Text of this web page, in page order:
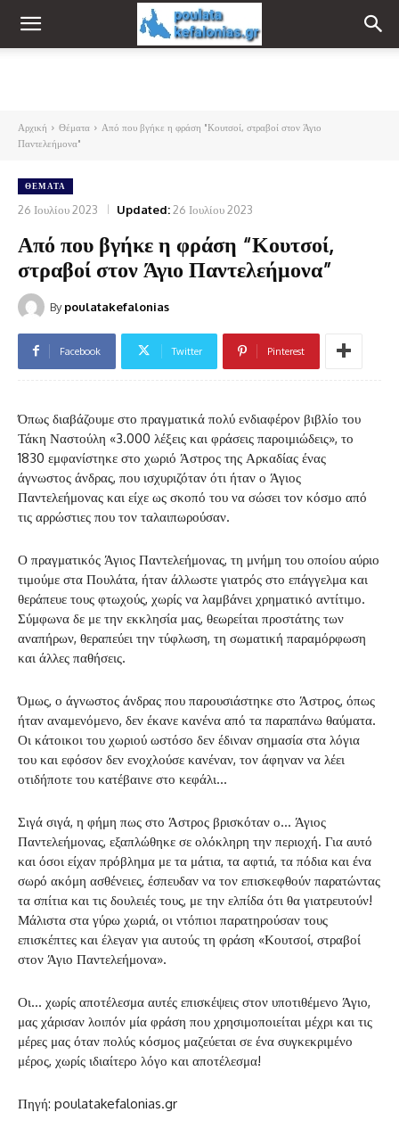
Αρχική Θέματα
Από που βγήκε η φράση "Κουτσοί, στραβοί στον Άγιο
Παντελεήμονα"
ΘΈΜΑΤΑ
26 Ιουλίου 2023 Updated:26 Ιουλίου 2023
Από που βγήκε η φράση “Κουτσοί,
στραβοί στον Άγιο Παντελεήμονα”
By poulatakefalonias
Facebook Twitter Pinterest
Όπως διαβάζουμε στο πραγματικά πολύ ενδιαφέρον βιβλίο του
Τάκη Ναστούλη «3.000 λέξεις και φράσεις παροιμιώδεις», το
1830 εμφανίστηκε στο χωριό Άστρος της Αρκαδίας ένας
άγνωστος άνδρας, που ισχυριζόταν ότι ήταν ο Άγιος
Παντελεήμονας και είχε ως σκοπό του να σώσει τον κόσμο από
τις αρρώστιες που τον ταλαιπωρούσαν.
Ο πραγματικός Άγιος Παντελεήμονας, τη μνήμη του οποίου αύριο
τιμούμε στα Πουλάτα, ήταν άλλωστε γιατρός στο επάγγελμα και
θεράπευε τους φτωχούς, χωρίς να λαμβάνει χρηματικό αντίτιμο.
Σύμφωνα δε με την εκκλησία μας, θεωρείται προστάτης των
αναπήρων, θεραπεύει την τύφλωση, τη σωματική παραμόρφωση
και άλλες παθήσεις.
Όμως, ο άγνωστος άνδρας που παρουσιάστηκε στο Άστρος, όπως
ήταν αναμενόμενο, δεν έκανε κανένα από τα παραπάνω θαύματα.
Οι κάτοικοι του χωριού ωστόσο δεν έδιναν σημασία στα λόγια
του και εφόσον δεν ενοχλούσε κανέναν, τον άφηναν να λέει
οτιδήποτε του κατέβαινε στο κεφάλι…
Σιγά σιγά, η φήμη πως στο Άστρος βρισκόταν ο… Άγιος
Παντελεήμονας, εξαπλώθηκε σε ολόκληρη την περιοχή. Για αυτό
και όσοι είχαν πρόβλημα με τα μάτια, τα αφτιά, τα πόδια και ένα
σωρό ακόμη ασθένειες, έσπευδαν να τον επισκεφθούν παρατώντας
τα σπίτια και τις δουλειές τους, με την ελπίδα ότι θα γιατρευτούν!
Μάλιστα στα γύρω χωριά, οι ντόπιοι παρατηρούσαν τους
επισκέπτες και έλεγαν για αυτούς τη φράση «Κουτσοί, στραβοί
στον Άγιο Παντελεήμονα».
Οι… χωρίς αποτέλεσμα αυτές επισκέψεις στον υποτιθέμενο Άγιο,
μας χάρισαν λοιπόν μία φράση που χρησιμοποιείται μέχρι και τις
μέρες μας όταν πολύς κόσμος μαζεύεται σε ένα συγκεκριμένο
μέρος, χωρίς ιδιαίτερο λόγο και αποτέλεσμα!
Πηγή: poulatakefalonias.gr